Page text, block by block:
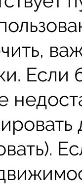
Если